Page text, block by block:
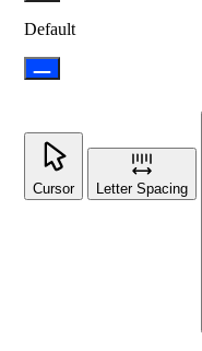
Default
Cursor Letter Spacing